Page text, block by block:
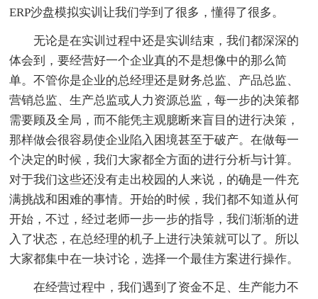
ERP沙盘模拟实训让我们学到了很多，懂得了很多。
无论是在实训过程中还是实训结束，我们都深深的
体会到，要经营好一个企业真的不是想像中的那么简
单。不管你是企业的总经理还是财务总监、产品总监、
营销总监、生产总监或人力资源总监，每一步的决策都
需要顾及全局，而不能凭主观臆断来盲目的进行决策，
那样做会很容易使企业陷入困境甚至于破产。在做每一
个决定的时候，我们大家都全方面的进行分析与计算。
对于我们这些还没有走出校园的人来说，的确是一件充
满挑战和困难的事情。开始的时候，我们都不知道从何
开始，不过，经过老师一步一步的指导，我们渐渐的进
入了状态，在总经理的机子上进行决策就可以了。所以
大家都集中在一块讨论，选择一个最佳方案进行操作。
在经营过程中，我们遇到了资金不足、生产能力不